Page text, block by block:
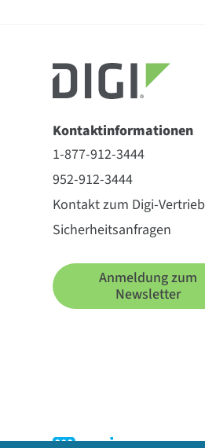
Kontaktinformationen
1-877-912-3444
952-912-3444
Kontakt zum Digi-Vertrieb
Sicherheitsanfragen
Anmeldung zum
Newsletter